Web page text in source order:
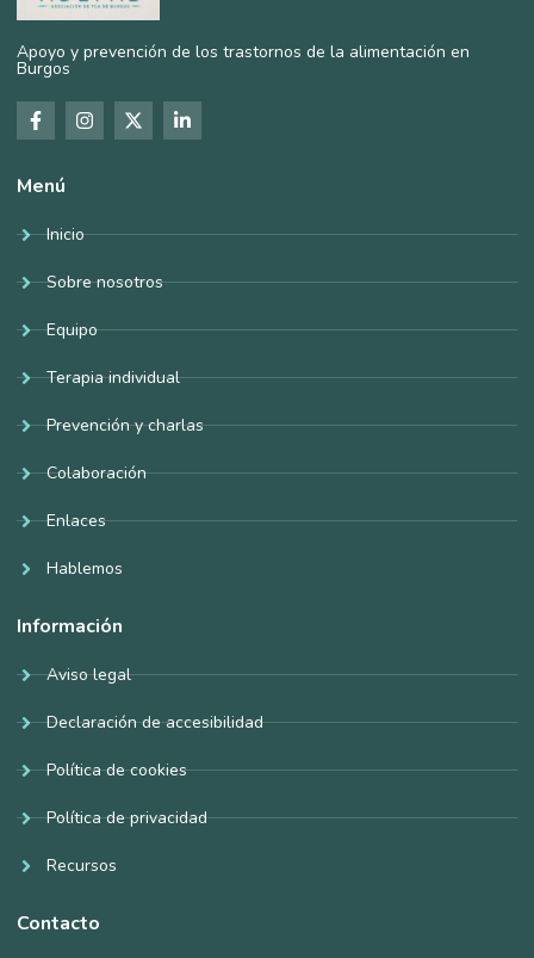
Apoyo y prevención de los trastornos de la alimentación en
Burgos
Menú
Inicio
Sobre nosotros
Equipo
Terapia individual
Prevención y charlas
Colaboración
Enlaces
Hablemos
Información
Aviso legal
Declaración de accesibilidad
Política de cookies
Política de privacidad
Recursos
Contacto